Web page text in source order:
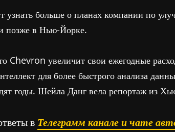
узнать больше о планах компании по
позже в Нью-Йорке.
Chevron увеличит свои ежегодные
для более быстрого анализа
годы. Шейла Данг вела репортаж из
в Телеграмм канале и чате